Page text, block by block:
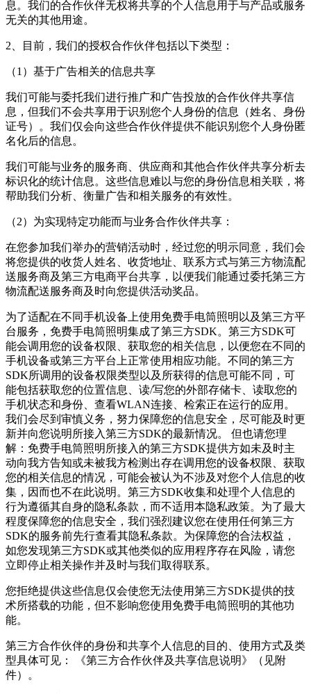
息。我们的合作伙伴无权将共享的个人信息用于与产品或服务
无关的其他用途。
2、目前，我们的授权合作伙伴包括以下类型：
（1）基于广告相关的信息共享
我们可能与委托我们进行推广和广告投放的合作伙伴共享信
息，但我们不会共享用于识别您个人身份的信息（姓名、身份
证号）。我们仅会向这些合作伙伴提供不能识别您个人身份匿
名化后的信息。
我们可能与业务的服务商、供应商和其他合作伙伴共享分析去
标识化的统计信息。这些信息难以与您的身份信息相关联，将
帮助我们分析、衡量广告和相关服务的有效性。
（2）为实现特定功能而与业务合作伙伴共享：
在您参加我们举办的营销活动时，经过您的明示同意，我们会
将您提供的收货人姓名、收货地址、联系方式与第三方物流配
送服务商及第三方电商平台共享，以便我们能通过委托第三方
物流配送服务商及时向您提供活动奖品。
为了适配在不同手机设备上使用 免费手电筒照明 以及第三方平
台服务， 免费手电筒照明集成了第三方SDK。第三方SDK可
能会调用您的设备权限、获取您的相关信息，以便您在不同的
手机设备或第三方平台上正常使用相应功能。不同的第三方
SDK所调用的设备权限类型以及所获得的信息可能不同，可
能包括获取您的位置信息、读/写您的外部存储卡、读取您的
手机状态和身份、查看WLAN连接、检索正在运行的应用。
我们会尽到审慎义务，努力保障您的信息安全，尽可能及时更
新并向您说明所接入第三方SDK的最新情况。 但也请您理
解： 免费手电筒照明 所接入的第三方SDK提供方如未及时主
动向我方告知或未被我方检测出存在调用您的设备权限、获取
您的相关信息的情况，可能会被认为不涉及对您个人信息的收
集，因而也不在此说明。第三方SDK收集和处理个人信息的
行为遵循其自身的隐私条款，而不适用本隐私政策。为了最大
程度保障您的信息安全，我们强烈建议您在使用任何第三方
SDK的服务前先行查看其隐私条款。为保障您的合法权益，
如您发现第三方SDK或其他类似的应用程序存在风险，请您
立即停止相关操作并及时与我们取得联系。
您拒绝提供这些信息仅会使您无法使用第三方SDK提供的技
术所搭载的功能，但不影响您使用 免费手电筒照明的其他功
能。
第三方合作伙伴的身份和共享个人信息的目的、使用方式及类
型具体可见： 《第三方合作伙伴及共享信息说明》（见附
件）。